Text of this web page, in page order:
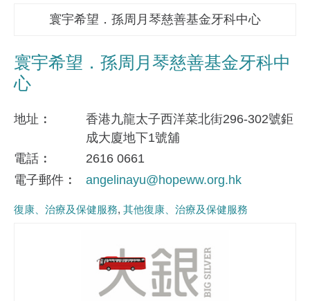
寰宇希望．孫周月琴慈善基金牙科中心
寰宇希望．孫周月琴慈善基金牙科中
心
地址
香港九龍太子西洋菜北街296-302號鉅
成大廈地下1號舖
電話
2616 0661
電子郵件
angelinayu@hopeww.org.hk
復康、治療及保健服務 其他復康、治療及保健服務